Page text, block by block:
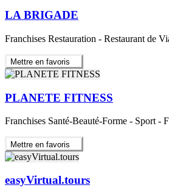
LA BRIGADE
Franchises Restauration - Restaurant de
Mettre en favoris
PLANETE FITNESS
Franchises Santé-Beauté-Forme - Sport -
Mettre en favoris
easyVirtual.tours